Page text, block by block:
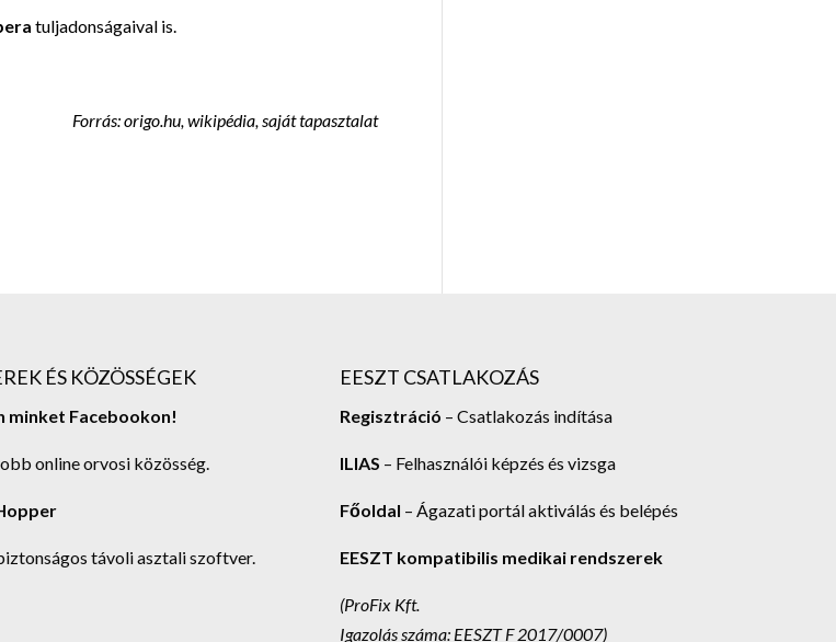
tuljadonságaival is.
Forrás: origo.hu, wikipédia, saját tapasztalat
ÉS KÖZÖSSÉGEK
minket Facebookon!
online orvosi közösség.
távoli asztali szoftver.
EESZT CSATLAKOZÁS
Regisztráció – Csatlakozás indítása
ILIAS – Felhasználói képzés és vizsga
Főoldal – Ágazati portál aktiválás és belépés
EESZT kompatibilis medikai rendszerek
(ProFix Kft.
Igazolás száma: EESZT F 2017/0007)